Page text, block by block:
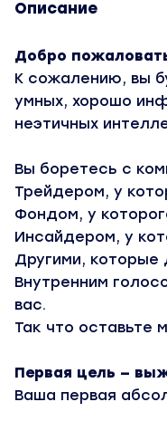
Описание
Добро
К сожалению, вы
умных, хорошо
неэтичных
Вы боретесь с
Трейдером, у
Фондом, у
Инсайдером, у
Другими,
Внутренним
вас.
Так что оставьте
Первая цель —
Ваша первая